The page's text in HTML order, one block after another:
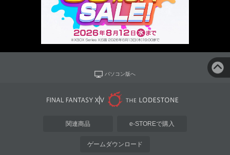
パソコン版へ
関連商品 e-STOREで購入
ゲームダウンロード